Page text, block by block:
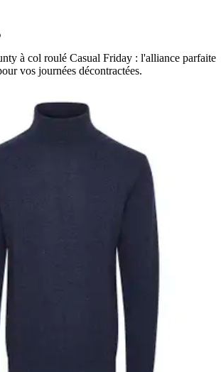
à col roulé Casual Friday : l'alliance parfaite
vos journées décontractées.